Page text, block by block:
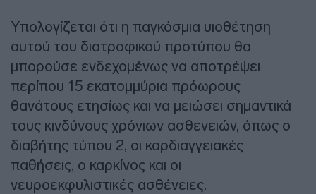
Υπολογίζεται ότι η παγκόσμια υιοθέτηση
αυτού του διατροφικού προτύπου θα
μπορούσε ενδεχομένως να αποτρέψει
περίπου 15 εκατομμύρια πρόωρους
θανάτους ετησίως και να μειώσει σημαντικά
τους κινδύνους χρόνιων ασθενειών, όπως ο
διαβήτης τύπου 2, οι καρδιαγγειακές
παθήσεις, ο καρκίνος και οι
νευροεκφυλιστικές ασθένειες.